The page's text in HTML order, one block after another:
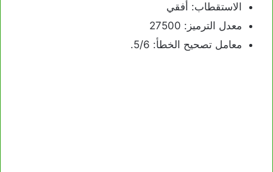
الاستقطاب: أفقي
معدل الترميز: 27500
معامل تصحيح الخطأ: 5/6.